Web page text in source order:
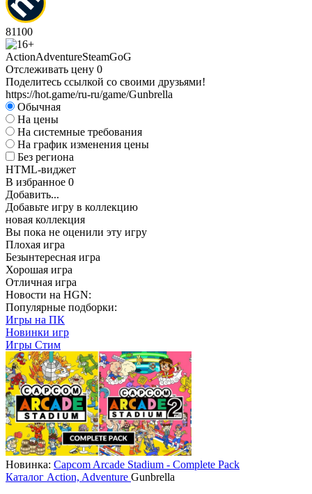
81100
ActionAdventureSteamGoG
Отслеживать цену 0
Поделитесь ссылкой со своими друзьями!
https://hot.game/ru-ru/game/Gunbrella
Обычная
На цены
На системные требования
На график изменения цены
Без региона
HTML-виджет
В избранное 0
Добавить...
Добавьте игру в коллекцию
новая коллекция
Вы пока не оценили эту игру
Плохая игра
Безынтересная игра
Хорошая игра
Отличная игра
Новости на HGN:
Популярные подборки:
Игры на ПК
Новинки игр
Игры Стим
Новинка: Capcom Arcade Stadium - Complete Pack
Каталог Action, Adventure Gunbrella